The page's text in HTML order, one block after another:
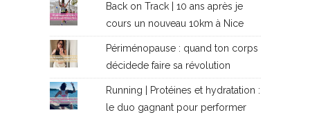
Back on Track | 10 ans après je
cours un nouveau 10km à Nice
Périménopause : quand ton corps
décidede faire sa révolution
Running | Protéines et hydratation :
le duo gagnant pour performer